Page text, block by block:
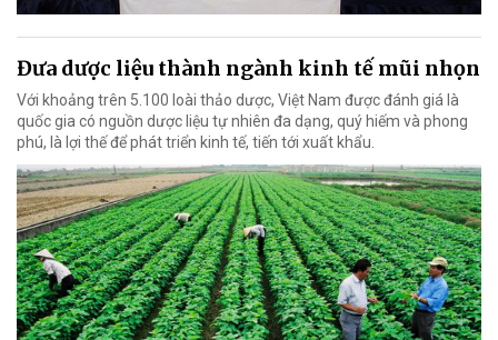
Đưa dược liệu thành ngành kinh tế mũi nhọn
Với khoảng trên 5.100 loài thảo dược, Việt Nam được đánh giá là
quốc gia có nguồn dược liệu tự nhiên đa dạng, quý hiếm và phong
phú, là lợi thế để phát triển kinh tế, tiến tới xuất khẩu.